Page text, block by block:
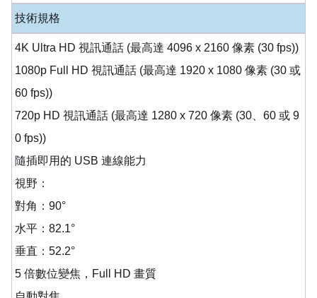
技術規格
4K Ultra HD 視訊通話 (最高達 4096 x 2160 像素 (30 fps))
1080p Full HD 視訊通話 (最高達 1920 x 1080 像素 (30 或
60 fps))
720p HD 視訊通話 (最高達 1280 x 720 像素 (30、60 或 9
0 fps))
隨插即用的 USB 連線能力
視野：
對角：90°
水平：82.1°
垂直：52.2°
5 倍數位變焦，Full HD 畫質